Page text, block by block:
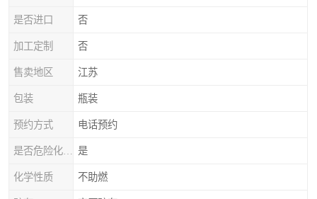
是否进口 否
加工定制 否
售卖地区 江苏
包装 瓶装
预约方式 电话预约
是
化学性质 不助燃